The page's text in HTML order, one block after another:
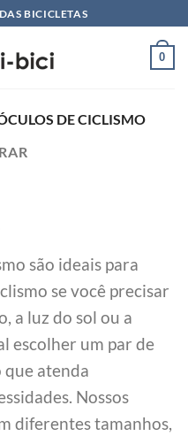
BICICLETAS
0
DE CICLISMO
são ideais para
se você precisar
a luz do sol ou a
escolher um par de
que atenda
Nossos
diferentes tamanhos,